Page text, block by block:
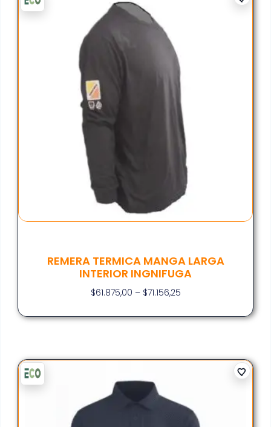
REMERA TERMICA MANGA LARGA
INTERIOR INGNIFUGA
$61.875,00 – $71.156,25